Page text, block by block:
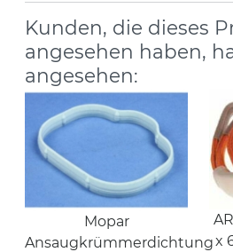
Kunden, die dieses
angesehen haben,
angesehen:
Mopar
Ansaugkrümmerdichtungx